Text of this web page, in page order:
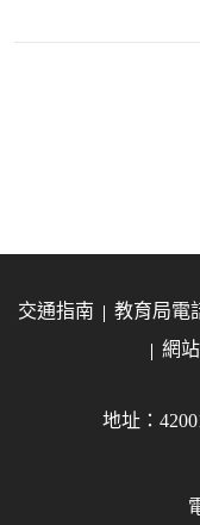
交通指南 教育局電
網
地址：